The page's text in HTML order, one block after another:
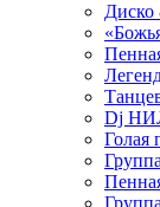
Dj
Голая